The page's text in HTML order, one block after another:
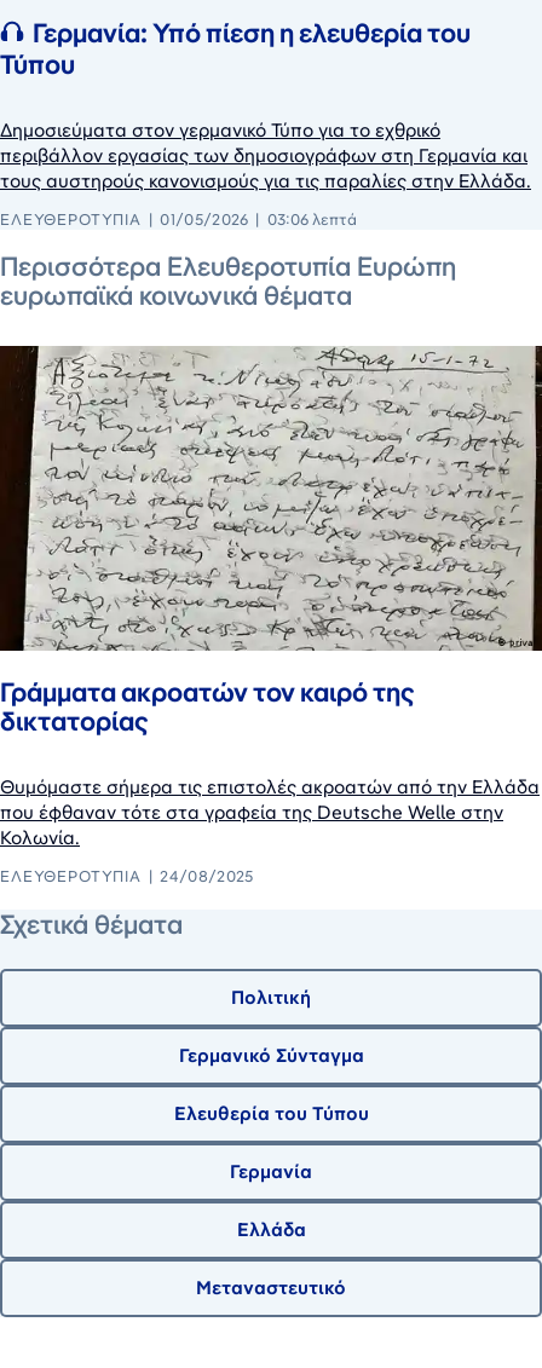
Γερμανία: Υπό πίεση η ελευθερία του
Τύπου
Δημοσιεύματα στον γερμανικό Τύπο για το εχθρικό
περιβάλλον εργασίας των δημοσιογράφων στη Γερμανία και
τους αυστηρούς κανονισμούς για τις παραλίες στην Ελλάδα.
ΕΛΕΥΘΕΡΟΤΥΠΊΑ 01/05/2026 03:06 λεπτά
Περισσότερα Ελευθεροτυπία Ευρώπη
ευρωπαϊκά κοινωνικά θέματα
Γράμματα ακροατών τον καιρό της
δικτατορίας
Θυμόμαστε σήμερα τις επιστολές ακροατών από την Ελλάδα
που έφθαναν τότε στα γραφεία της Deutsche Welle στην
Κολωνία.
ΕΛΕΥΘΕΡΟΤΥΠΊΑ 24/08/2025
24 Αυγούστου 2025
Σχετικά θέματα
Πολιτική
Γερμανικό Σύνταγμα
Ελευθερία του Τύπου
Γερμανία
Ελλάδα
Μεταναστευτικό
7 Αυγούστου 2026
5 Ιουλίου 2026
8 Ιουνίου 2026